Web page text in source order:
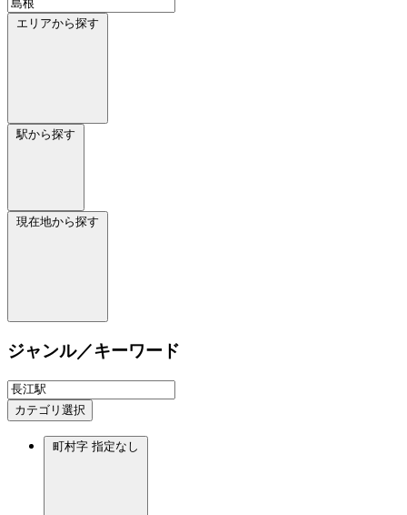
エリアから探す
駅から探す
現在地から探す
ジャンル／キーワード
カテゴリ選択
町村字 指定なし